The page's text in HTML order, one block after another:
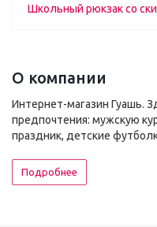
Школьный рюкзак со
О компании
Интернет-магазин Гуашь.
предпочтения: мужскую
праздник, детские
Подробнее